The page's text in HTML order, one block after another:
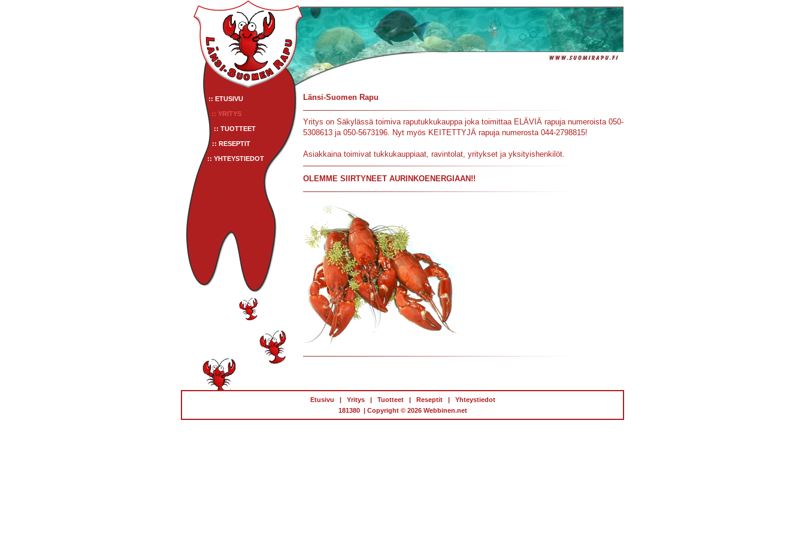
:: ETUSIVU
:: YRITYS
:: TUOTTEET
:: RESEPTIT
:: YHTEYSTIEDOT
Länsi-Suomen Rapu
Yritys on Säkylässä toimiva raputukkukauppa joka toimittaa ELÄVIÄ rapuja numeroista 050-
5308613 ja 050-5673196. Nyt myös KEITETTYJÄ rapuja numerosta 044-2798815!
Asiakkaina toimivat tukkukauppiaat, ravintolat, yritykset ja yksityishenkilöt.
OLEMME SIIRTYNEET AURINKOENERGIAAN!!
Etusivu | Yritys | Tuotteet | Reseptit |
Yhteystiedot
181380 | Copyright © 2026 Webbinen.net